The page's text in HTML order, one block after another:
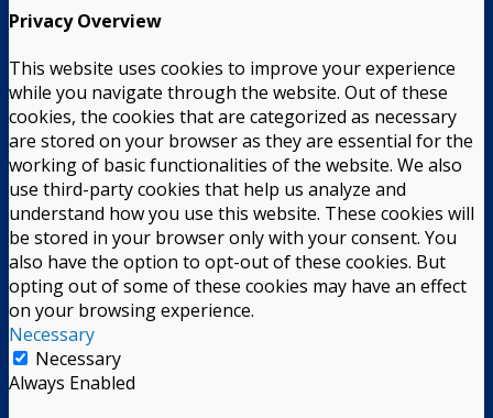
Privacy Overview
This website uses cookies to improve your experience
while you navigate through the website. Out of these
cookies, the cookies that are categorized as necessary
are stored on your browser as they are essential for the
working of basic functionalities of the website. We also
use third-party cookies that help us analyze and
understand how you use this website. These cookies will
be stored in your browser only with your consent. You
also have the option to opt-out of these cookies. But
opting out of some of these cookies may have an effect
on your browsing experience.
Necessary
Necessary
Always Enabled